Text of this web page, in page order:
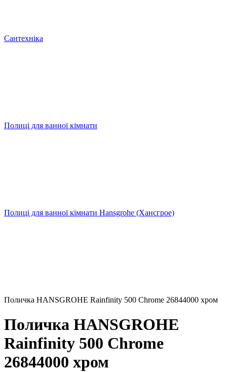
Сантехніка
Полиці для ванної кімнати
Полиці для ванної кімнати Hansgrohe (Хансгрое)
Поличка HANSGROHE Rainfinity 500 Chrome 26844000 хром
Поличка HANSGROHE
Rainfinity 500 Chrome
26844000 хром